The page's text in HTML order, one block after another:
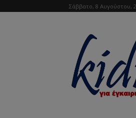
Σάββατο, 8 Αυγούστου,